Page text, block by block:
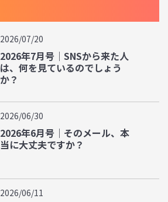
2026/07/20
2026年7月号｜SNSから来た人
は、何を見ているのでしょう
か？
2026/06/30
2026年6月号｜そのメール、本
当に大丈夫ですか？
2026/06/11